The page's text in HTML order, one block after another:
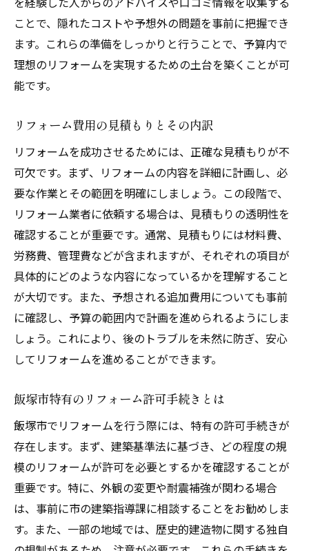
手に入れるための最新トレンド
最新のデザインと機能を取り入れる方法
飯塚市の気候に合ったエコリフォームのト
リフォームで取り入れるべき最新技術
空間を最大限に活かすリフォーム術
未来を見据えたリフォームのアイデア
飯塚市でのリフォーム後に後悔しないためのチ
ェックリスト
工事完了後の品質確認ポイント
アフターサポートの重要性とその確認方法
リフォーム後の生活にすぐ適応するための
準備
保証を活用して安心を得る方法
リフォーム後のお手入れ方法とその頻度
の工夫
ことで、隠れたコストや予想外の問題を事前に把握でき
ます。これらの準備をしっかりと行うことで、予算内で
理想のリフォームを実現するための土台を築くことが可
能です。
リフォーム費用の見積もりとその内訳
リフォームを成功させるためには、正確な見積もりが不
可欠です。まず、リフォームの内容を詳細に計画し、必
要な作業とその範囲を明確にしましょう。この段階で、
リフォーム業者に依頼する場合は、見積もりの透明性を
確認することが重要です。通常、見積もりには材料費、
労務費、管理費などが含まれますが、それぞれの項目が
具体的にどのような内容になっているかを理解すること
が大切です。また、予想される追加費用についても事前
に確認し、予算の範囲内で計画を進められるようにしま
しょう。これにより、後のトラブルを未然に防ぎ、安心
してリフォームを進めることができます。
飯塚市特有のリフォーム許可手続きとは
飯塚市でリフォームを行う際には、特有の許可手続きが
存在します。まず、建築基準法に基づき、どの程度の規
模のリフォームが許可を必要とするかを確認することが
重要です。特に、外観の変更や耐震補強が関わる場合
は、事前に市の建築指導課に相談することをお勧めしま
す。また、一部の地域では、歴史的建造物に関する独自